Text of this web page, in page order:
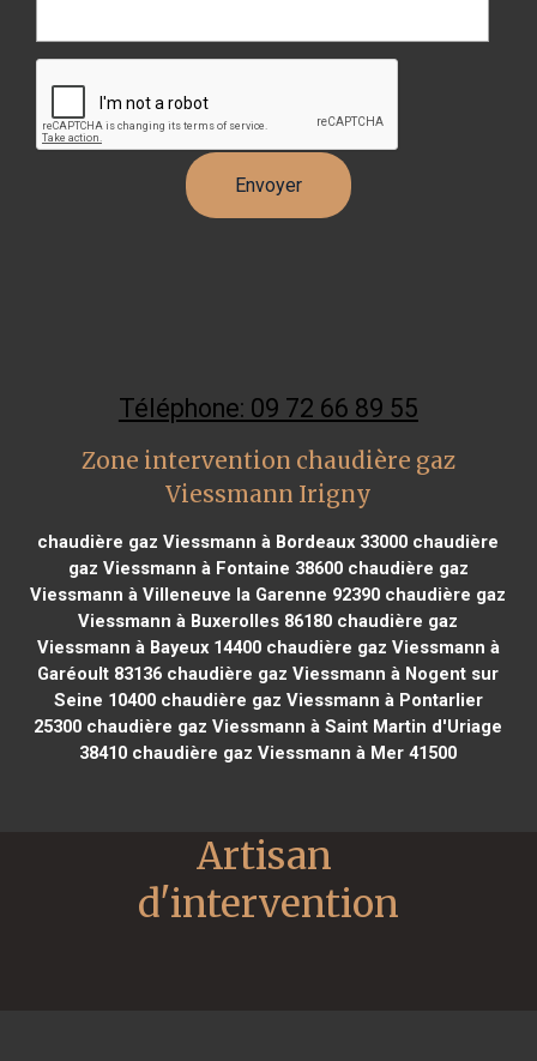
Téléphone: 09 72 66 89 55
Zone intervention chaudière gaz
Viessmann Irigny
chaudière gaz Viessmann à Bordeaux 33000 chaudière
gaz Viessmann à Fontaine 38600chaudière gaz
Viessmann à Villeneuve la Garenne 92390 chaudière gaz
Viessmann à Buxerolles 86180 chaudière gaz
Viessmann à Bayeux 14400chaudière gaz Viessmann à
Garéoult 83136 chaudière gaz Viessmann à Nogent sur
Seine 10400chaudière gaz Viessmann à Pontarlier
25300 chaudière gaz Viessmann à Saint Martin d'Uriage
38410 chaudière gaz Viessmann à Mer 41500
Artisan
d'intervention